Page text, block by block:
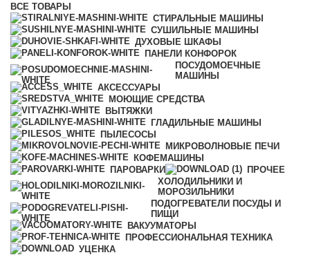
ВСЕ ТОВАРЫ
СТИРАЛЬНЫЕ МАШИНЫ
СУШИЛЬНЫЕ МАШИНЫ
ДУХОВЫЕ ШКАФЫ
ПАНЕЛИ КОНФОРОК
ПОСУДОМОЕЧНЫЕ
МАШИНЫ
АКСЕССУАРЫ
МОЮЩИЕ СРЕДСТВА
ВЫТЯЖКИ
ГЛАДИЛЬНЫЕ МАШИНЫ
ПЫЛЕСОСЫ
МИКРОВОЛНОВЫЕ ПЕЧИ
КОФЕМАШИНЫ
ПАРОВАРКИ
ПРОЧЕЕ
ХОЛОДИЛЬНИКИ И
МОРОЗИЛЬНИКИ
ПОДОГРЕВАТЕЛИ ПОСУДЫ И
ПИЩИ
ВАКУУМАТОРЫ
ПРОФЕССИОНАЛЬНАЯ ТЕХНИКА
УЦЕНКА